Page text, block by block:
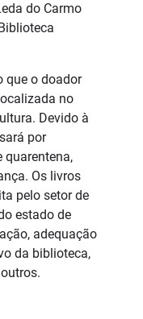
do Carmo
que o doador
no
Devido à
por
quarentena,
Os livros
pelo setor de
estado de
adequação
da biblioteca,